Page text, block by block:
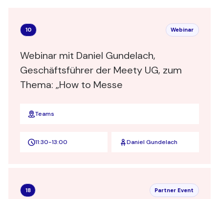
10 Webinar
Webinar mit Daniel Gundelach,
Geschäftsführer der Meety UG, zum
Thema: „How to Messe
Teams
11:30-13:00 Daniel Gundelach
18 Partner Event